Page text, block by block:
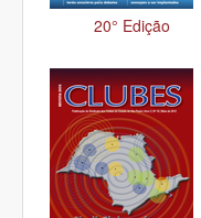
20° Edição